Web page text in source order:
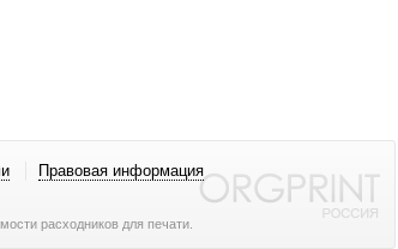
Правовая информация
расходников для печати.